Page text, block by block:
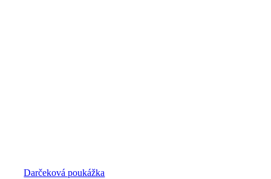
Darčeková poukážka